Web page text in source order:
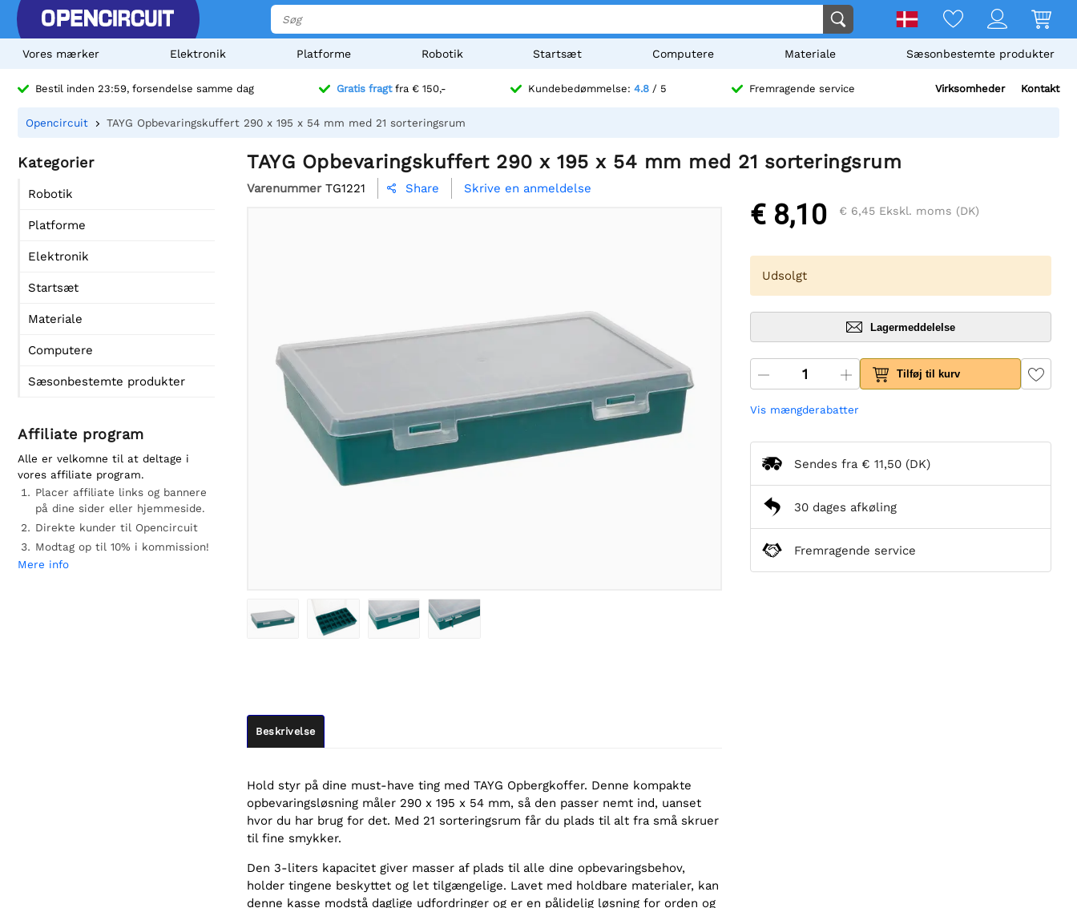
Vores mærker Elektronik Platforme Robotik Startsæt Computere Materiale Sæsonbestemte produkter
Bestil inden 23:59, forsendelse samme dag Gratis fragtfra € 150,- Kundebedømmelse: 4.8 / 5 Fremragende service Virksomheder Kontakt
Opencircuit TAYG Opbevaringskuffert 290 x 195 x 54 mm med 21 sorteringsrum
Kategorier
Robotik
Platforme
Elektronik
Startsæt
Materiale
Computere
Sæsonbestemte produkter
Affiliate program
Alle er velkomne til at deltage i
vores affiliate program.
Placer affiliate links og bannere
på dine sider eller hjemmeside.
Direkte kunder til Opencircuit
Modtag op til 10% i kommission!
Mere info
TAYG Opbevaringskuffert 290 x 195 x 54 mm med 21 sorteringsrum
Varenummer TG1221  Share Skrive en anmeldelse
Beskrivelse
Hold styr på dine must-have ting med TAYG Opbergkoffer. Denne kompakte
opbevaringsløsning måler 290 x 195 x 54 mm, så den passer nemt ind, uanset
hvor du har brug for det. Med 21 sorteringsrum får du plads til alt fra små skruer
til fine smykker.
Den 3-liters kapacitet giver masser af plads til alle dine opbevaringsbehov,
holder tingene beskyttet og let tilgængelige. Lavet med holdbare materialer, kan
denne kasse modstå daglige udfordringer og er en pålidelig løsning for orden og
€ 8,10 € 6,45 Ekskl. moms (DK)
Udsolgt
Lagermeddelelse
Tilføj til kurv
Vis mængderabatter
Sendes fra € 11,50 (DK)
30 dages afkøling
Fremragende service